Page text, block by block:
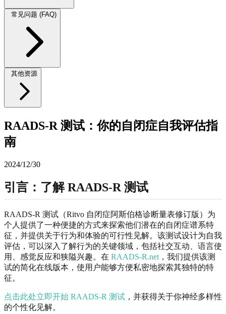
常见问题 (FAQ)
其他资源
RAADS-R 测试：你的自闭症自我评估指
南
2024/12/30
引言：了解 RAADS-R 测试
RAADS-R 测试（Ritvo 自闭症阿斯伯格诊断量表修订版）为
个人提供了一种便捷的方式来探索他们潜在的自闭症谱系特
征，并提供关于行为和体验的可行性见解。该测试设计为自我
评估，可以深入了解行为的关键领域，包括社交互动、语言使
用、感觉反应和狭隘兴趣。在 RAADS-R.net ，我们提供该测
试的简化在线版本，使用户能够方便私密地探索其独特的特
征。
点击此处立即开始 RAADS-R 测试 ，并获得关于你神经多样性
的个性化见解。